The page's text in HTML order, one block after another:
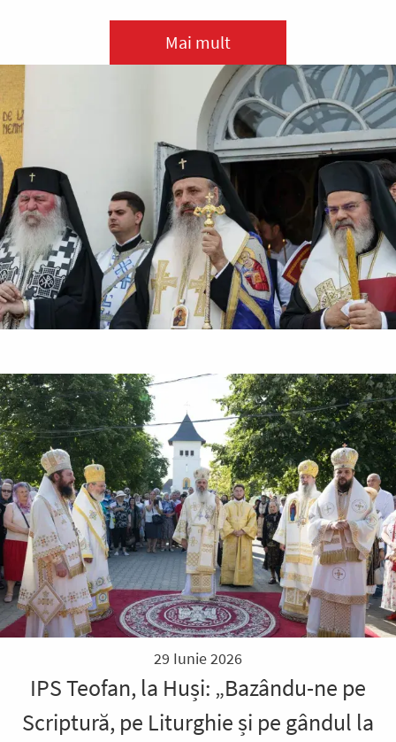
Mai mult
29 Iunie 2026
IPS Teofan, la Huși: „Bazându-ne pe
Scriptură, pe Liturghie și pe gândul la